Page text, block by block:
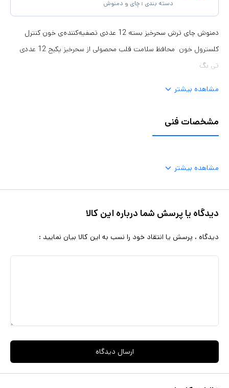
دسته بندی : چای و دمنوش
دمنوش چای ترش سحرخیز بسته 12 عددی تصفیه‌کننده‌ی خون کنترل
کلسترول خون محافظ سلامت قلب محصولی از سحرخیز پکیج 12 عددی
تی بگ
مشاهده بیشتر
مشخصات فنی
مشاهده بیشتر
دیدگاه یا پرسش شما درباره این کالا
دیدگاه ، پرسش یا انتقاد خود را نسب به این کالا بیان نمایید :
ارسال دیدگاه